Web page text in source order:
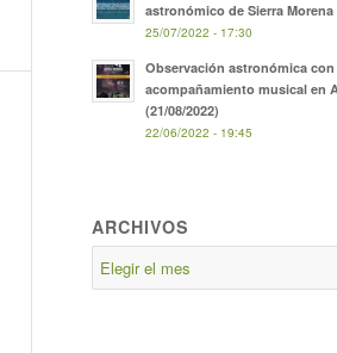
astronómico de Sierra
25/07/2022 - 17:30
Observación astronómica con
acompañamiento musical en
(21/08/2022)
22/06/2022 - 19:45
ARCHIVOS